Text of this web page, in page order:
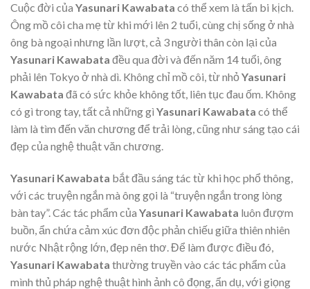
Cuộc đời của Yasunari Kawabata có thể xem là tấn bi kịch.
Ông mồ côi cha mẹ từ khi mới lên 2 tuổi, cùng chị sống ở nhà
ông bà ngoại nhưng lần lượt, cả 3 người thân còn lại của
Yasunari Kawabata đều qua đời và đến năm 14 tuổi, ông
phải lên Tokyo ở nhà dì. Không chỉ mồ côi, từ nhỏYasunari
Kawabata đã có sức khỏe không tốt, liên tục đau ốm. Không
có gì trong tay, tất cả những gìYasunari Kawabata có thể
làm là tìm đến văn chương để trải lòng, cũng như sáng tạo cái
đẹp của nghệ thuật văn chương.
Yasunari Kawabata bắt đầu sáng tác từ khi học phổ thông,
với các truyện ngắn mà ông gọi là “truyện ngắn trong lòng
bàn tay”. Các tác phẩm của Yasunari Kawabata luôn đượm
buồn, ẩn chứa cảm xúc đơn độc phản chiếu giữa thiên nhiên
nước Nhật rộng lớn, đẹp nên thơ. Để làm được điều đó,
Yasunari Kawabata thường truyền vào các tác phẩm của
mình thủ pháp nghệ thuật hình ảnh cô đọng, ẩn dụ, với giọng